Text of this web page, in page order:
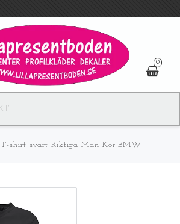
0
T-shirt svart Riktiga Män Kör BMW